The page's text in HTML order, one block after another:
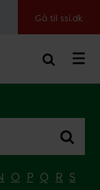
Gå til ssi.dk
O P Q R S